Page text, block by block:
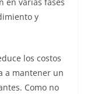
y
los costos
a mantener un
Como no